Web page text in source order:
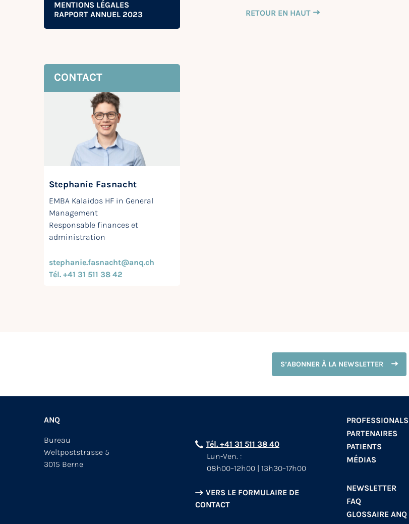
MENTIONS LÉGALES
RAPPORT ANNUEL 2023
CONTACT
Stephanie Fasnacht
EMBA Kalaidos HF in General
Management
Responsable finances et
administration
stephanie.fasnacht@anq.ch
Tél. +41 31 511 38 42
RETOUR EN HAUT
S’ABONNER À LA NEWSLETTER
ANQ
Bureau
Weltpoststrasse 5
3015 Berne
Tél. +41 31 511 38 40
Lun-Ven. :
08h00–12h00 | 13h30–17h00
VERS LE FORMULAIRE DE
CONTACT
PROFESSIONALS
PARTENAIRES
PATIENTS
MÉDIAS
NEWSLETTER
FAQ
GLOSSAIRE ANQ